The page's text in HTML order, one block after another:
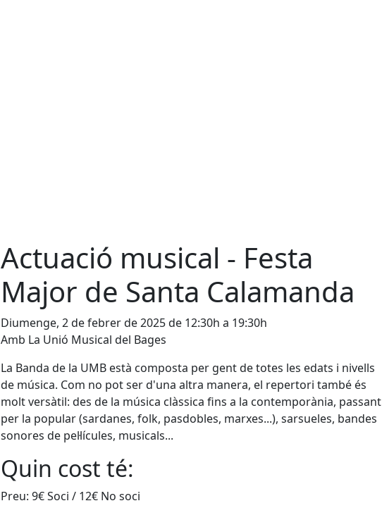
Actuació musical - Festa
Major de Santa Calamanda
Diumenge, 2 de febrer de 2025 de 12:30h a 19:30h
Amb La Unió Musical del Bages
La Banda de la UMB està composta per gent de totes les edats i nivells
de música. Com no pot ser d'una altra manera, el repertori també és
molt versàtil: des de la música clàssica fins a la contemporània, passant
per la popular (sardanes, folk, pasdobles, marxes...), sarsueles, bandes
sonores de pel·lícules, musicals...
Quin cost té:
Preu: 9€ Soci / 12€ No soci